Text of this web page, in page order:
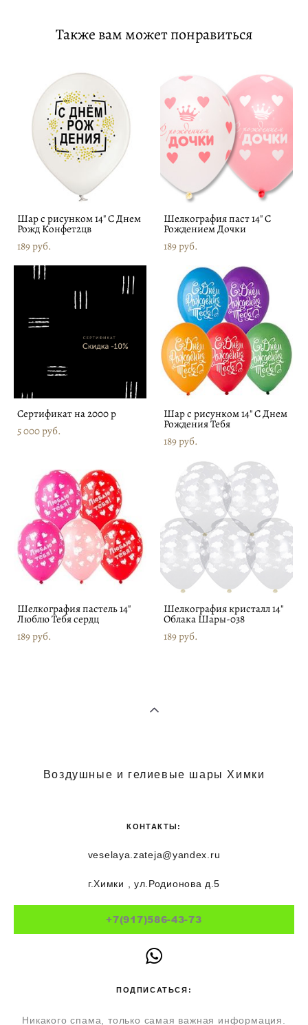
Также вам может понравиться
Шар с рисунком 14" С Днем
Рожд Конфет2цв
189 pуб.
Шелкография паст 14" С
Рождением Дочки
189 pуб.
Сертификат на 2000 р
5 000 pуб.
Шар с рисунком 14" С Днем
Рождения Тебя
189 pуб.
Шелкография пастель 14"
Люблю Тебя сердц
189 pуб.
Шелкография кристалл 14"
Облака Шары-038
189 pуб.
Воздушные и гелиевые шары Химки
КОНТАКТЫ:
veselaya.zateja@yandex.ru
г.Химки , ул.Родионова д.5
+7(917)586-43-73
ПОДПИСАТЬСЯ:
Никакого спама, только самая важная информация.